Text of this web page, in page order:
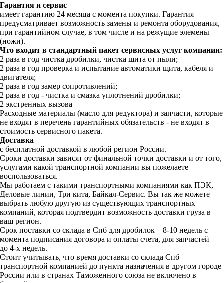
Гарантия и сервис
имеет гарантию 24 месяца с момента покупки. Гарантия
предусматривает возможность замены и ремонта оборудования,
при гарантийном случае, в том числе и на режущие элемены
(ножи).
Что входит в стандартный пакет сервисных услуг компании:
2 раза в год чистка дробилки, чистка щита от пыли;
2 раза в год проверка и испытание автоматики щита, кабеля и
двигателя;
2 раза в год замер сопротивлений;
2 раза в год - чистка и смазка уплотнений дробилки;
2 экстренных вызова
Расходные материалы (масло для редуктора) и запчасти, которые
не входят в перечень гарантийных обязательств - не входят в
стоимость сервисного пакета.
Доставка
с бесплатной доставкой в любой регион России.
Сроки доставки зависят от финальной точки доставки и от того,
услугами какой транспортной компании вы пожелаете
воспользоваться.
Мы работаем с такими транспортными компаниями как ПЭК,
Деловые линии, Три кита, Байкал-Сервис. Вы так же можете
выбрать любую другую из существующих транспортных
компаний, которая подтвердит возможность доставки груза в
ваш регион.
Срок поставки со склада в Спб для дробилок – 8-10 недель с
момента подписания договора и оплаты счета, для запчастей –
до 4-х недель.
Стоит учитывать, что время доставки со склада Спб
транспортной компанией до пункта назначения в другом городе
России или в странах Таможенного союза не включено в